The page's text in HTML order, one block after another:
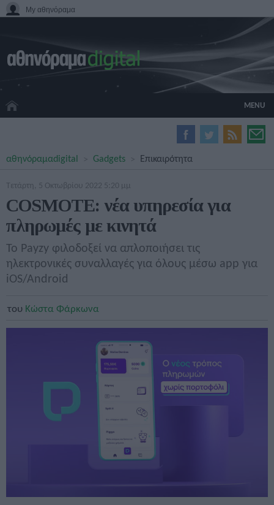
My αθηνόραμα
MENU
HOME CINEMA
GADGETS
TV
GAMES
SPECIALS
αθηνόραμαdigital Gadgets Επικαιρότητα
Τετάρτη, 5 Οκτωβρίου 2022 5:20 μμ
COSMOTE: νέα υπηρεσία για
πληρωμές με κινητά
Το Payzy φιλοδοξεί να απλοποιήσει τις
ηλεκτρονικές συναλλαγές για όλους μέσω app για
iOS/Android
του Κώστα Φάρκωνα